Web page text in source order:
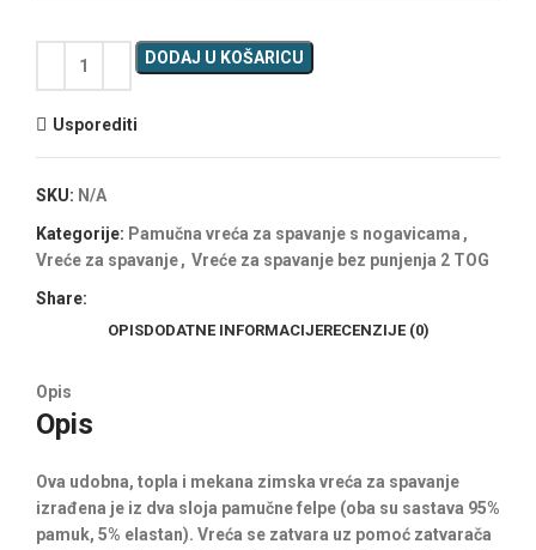
DODAJ U KOŠARICU
Usporediti
SKU: N/A
Kategorije: Pamučna vreća za spavanje s nogavicama ,
Vreće za spavanje, Vreće za spavanje bez punjenja 2 TOG
Share:
OPISDODATNE INFORMACIJERECENZIJE (0)
Opis
Opis
Ova udobna, topla i mekana zimska vreća za spavanje
izrađena je iz dva sloja pamučne felpe (oba su sastava 95%
pamuk, 5% elastan). Vreća se zatvara uz pomoć zatvarača